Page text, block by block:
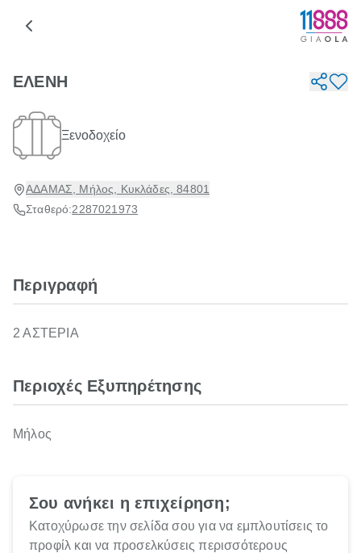
ΕΛΕΝΗ
Ξενοδοχείο
ΑΔΑΜΑΣ, Μήλος, Κυκλάδες, 84801
Σταθερό:2287021973
Περιγραφή
2 ΑΣΤΕΡΙΑ
Περιοχές Εξυπηρέτησης
Μήλος
Σου ανήκει η επιχείρηση;
Κατοχύρωσε την σελίδα σου για να εμπλουτίσεις το
προφίλ και να προσελκύσεις περισσότερους